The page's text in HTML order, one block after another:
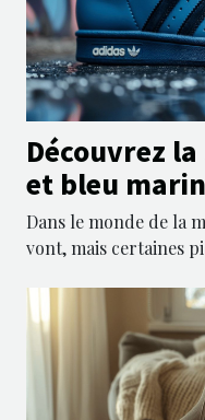
Découvrez
et bleu
Dans le monde de la
vont, mais certaines